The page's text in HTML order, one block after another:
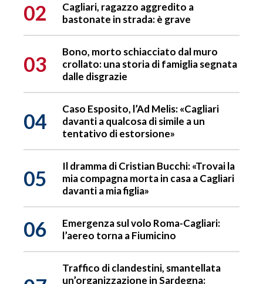
02
Cagliari, ragazzo aggredito a
bastonate in strada: è grave
03
Bono, morto schiacciato dal muro
crollato: una storia di famiglia segnata
dalle disgrazie
04
Caso Esposito, l’Ad Melis: «Cagliari
davanti a qualcosa di simile a un
tentativo di estorsione»
05
Il dramma di Cristian Bucchi: «Trovai la
mia compagna morta in casa a Cagliari
davanti a mia figlia»
06
Emergenza sul volo Roma-Cagliari:
l’aereo torna a Fiumicino
Traffico di clandestini, smantellata
un’organizzazione in Sardegna: